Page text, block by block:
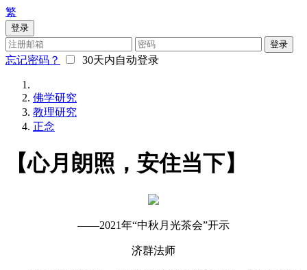
繁
登录
登录
忘记密码？ 30天内自动登录
佛学研究
教理研究
正念
【心月朗照，安住当下】
——2021年“中秋月光茶会”开示
济群法师